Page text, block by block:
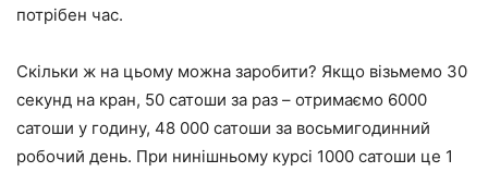
потрібен час.
Скільки ж на цьому можна заробити? Якщо візьмемо 30
секунд на кран, 50 сатоши за раз – отримаємо 6000
сатоши у годину, 48 000 сатоши за восьмигодинний
робочий день. При нинішньому курсі 1000 сатоши це 1